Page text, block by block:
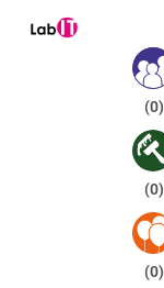
(0)
(0)
(0)